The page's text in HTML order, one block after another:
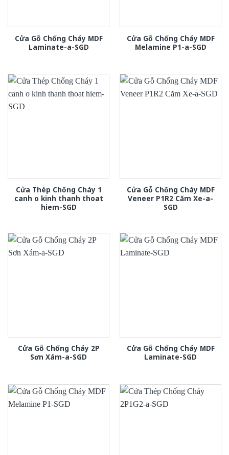
Cửa Gỗ Chống Cháy MDF
Laminate-a-SGD
Cửa Gỗ Chống Cháy MDF
Melamine P1-a-SGD
Cửa Thép Chống Cháy 1
canh o kinh thanh thoat
hiem-SGD
Cửa Gỗ Chống Cháy MDF
Veneer P1R2 Căm Xe-a-
SGD
Cửa Gỗ Chống Cháy 2P
Sơn Xám-a-SGD
Cửa Gỗ Chống Cháy MDF
Laminate-SGD